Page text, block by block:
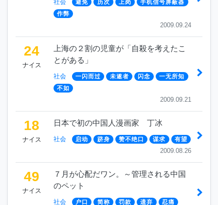
社会 避免 历次 上岗
手机信号屏蔽器
作弊
2009.09.24
24
ナイス
上海の２割の児童が「自殺を考えたこ
とがある」
社会 一闪而过 未遂者 闪念
一无所知
不如
2009.09.21
18
ナイス
日本で初の中国人漫画家 丁冰
社会 启动 跻身 赞不绝口 谋求 有望
2009.08.26
49
ナイス
７月が心配だワン。～管理される中国
のペット
社会 户口 简称 罚款 遗弃 忍痛